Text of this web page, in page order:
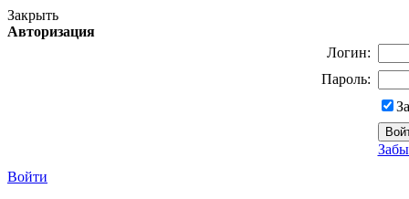
Закрыть
Авторизация
Логин:
Пароль:
Войти